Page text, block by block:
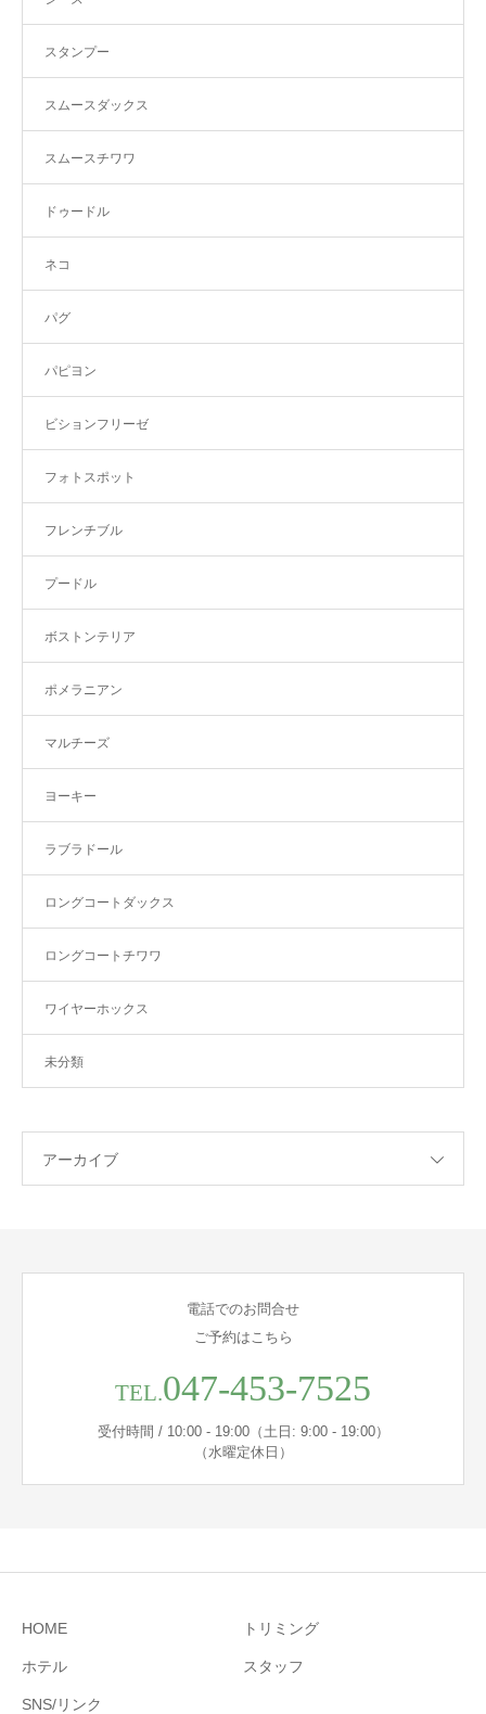
スタンプー
スムースダックス
スムースチワワ
ドゥードル
ネコ
パグ
パピヨン
ビションフリーゼ
フォトスポット
フレンチブル
プードル
ボストンテリア
ポメラニアン
マルチーズ
ヨーキー
ラブラドール
ロングコートダックス
ロングコートチワワ
ワイヤーホックス
未分類
アーカイブ
電話でのお問合せ
ご予約はこちら
TEL.047-453-7525
受付時間 / 10:00 - 19:00（土日: 9:00 - 19:00）
（水曜定休日）
HOME トリミング
ホテル スタッフ
SNS/リンク